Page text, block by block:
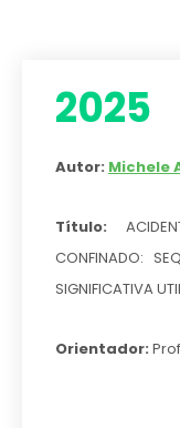
2025
Autor: Michele
Título:
CONFINADO:
SIGNIFICATIVA
Orientador: